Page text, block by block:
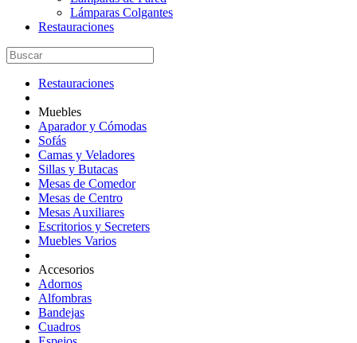
Lámparas Colgantes
Restauraciones
Restauraciones
Muebles
Aparador y Cómodas
Sofás
Camas y Veladores
Sillas y Butacas
Mesas de Comedor
Mesas de Centro
Mesas Auxiliares
Escritorios y Secreters
Muebles Varios
Accesorios
Adornos
Alfombras
Bandejas
Cuadros